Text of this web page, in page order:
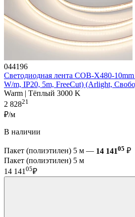
044196
Светодиодная лента COB-X480-
W/m, IP20, 5m, FreeCut) (Arlight,
Warm | Тёплый 3000 K
2 82821
₽/м
В наличии
Пакет (полиэтилен) 5 м — 14 14105 ₽
Пакет (полиэтилен) 5 м
14 141 05₽